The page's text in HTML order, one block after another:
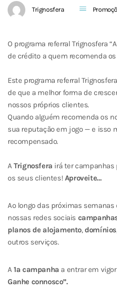
Trignosfera
O programa referral Trignosfera
de crédito a quem recomenda
Este programa referral
de que a melhor forma de
nossos próprios clientes.
Quando alguém recomenda os
sua reputação em jogo — e isso
recompensado.
ATrignosfera irá ter campanhas
os seus clientes! Aproveite…
Ao longo das próximas
nossas redes sociais
planos de alojamento,domínios
outros serviços.
A1ª campanha a entrar em
Ganhe connosco”.